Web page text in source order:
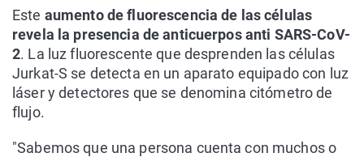
Este aumento de fluorescencia de las células
revela la presencia de anticuerpos anti SARS-CoV-
2. La luz fluorescente que desprenden las células
Jurkat-S se detecta en un aparato equipado con luz
láser y detectores que se denomina citómetro de
flujo.
"Sabemos que una persona cuenta con muchos o